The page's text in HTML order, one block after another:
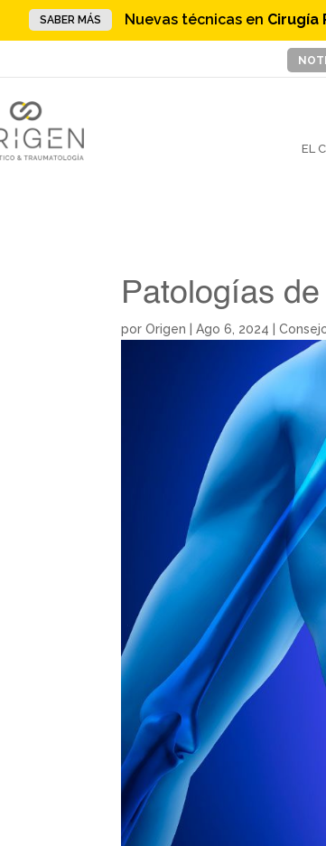
SABER MÁS Nuevas técnicas en Cirugía
EL
Patologías
porOrigen |Ago 6, 2024 |